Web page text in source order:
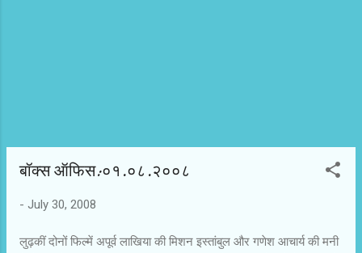
बॉक्स ऑफिस:०१.०८.२००८
- July 30, 2008
लुढ़कीं दोनों फिल्में अपूर्व लाखिया की मिशन इस्तांबुल और गणेश आचार्य की मनी